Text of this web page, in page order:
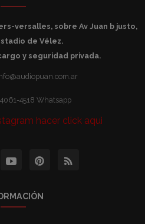
versalles, sobre Av Juan b justo,
de Vélez.
y seguridad privada.
4518 Whatsapp
hacer click aqui